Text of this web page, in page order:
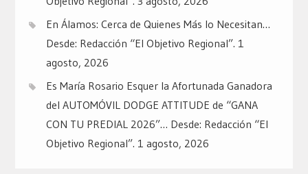
En Álamos: Cerca de Quienes Más lo Necesitan…
Desde: Redacción “El Objetivo Regional”. 1
agosto, 2026
Es María Rosario Esquer la Afortunada Ganadora
del AUTOMÓVIL DODGE ATTITUDE de “GANA
CON TU PREDIAL 2026”… Desde: Redacción “El
Objetivo Regional”. 1 agosto, 2026